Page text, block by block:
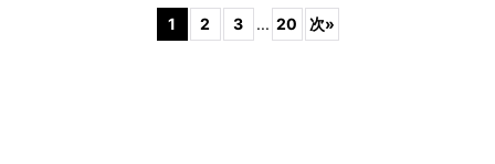
1 2 3 ... 20 次»